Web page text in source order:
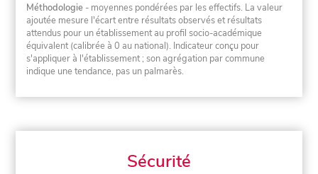
Méthodologie - moyennes pondérées par les effectifs. La valeur
ajoutée mesure l'écart entre résultats observés et résultats
attendus pour un établissement au profil socio-académique
équivalent (calibrée à 0 au national). Indicateur conçu pour
s'appliquer à l'établissement ; son agrégation par commune
indique une tendance, pas un palmarès.
Sécurité